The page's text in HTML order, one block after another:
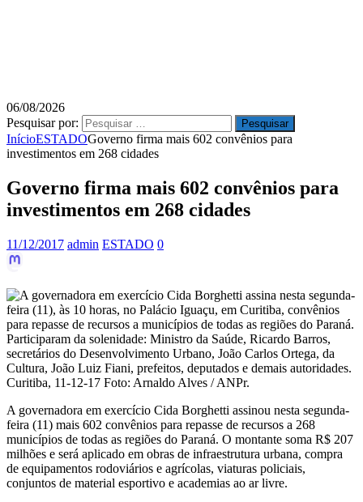
06/08/2026
Pesquisar por:
InícioESTADOGoverno firma mais 602 convênios para
investimentos em 268 cidades
Governo firma mais 602 convênios para
investimentos em 268 cidades
11/12/2017 admin ESTADO 0
A governadora em exercício Cida Borghetti assinou nesta segunda-
feira (11) mais 602 convênios para repasse de recursos a 268
municípios de todas as regiões do Paraná. O montante soma R$ 207
milhões e será aplicado em obras de infraestrutura urbana, compra
de equipamentos rodoviários e agrícolas, viaturas policiais,
conjuntos de material esportivo e academias ao ar livre.